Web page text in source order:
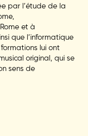
par l’étude de la
et à
que l’informatique
lui ont
original, qui se
sens de